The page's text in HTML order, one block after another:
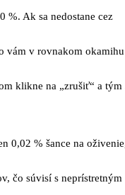
%. Ak sa nedostane cez
vám v rovnakom okamihu
klikne na „zrušiť“ a tým
0,02 % šance na
čo súvisí s neprístretným